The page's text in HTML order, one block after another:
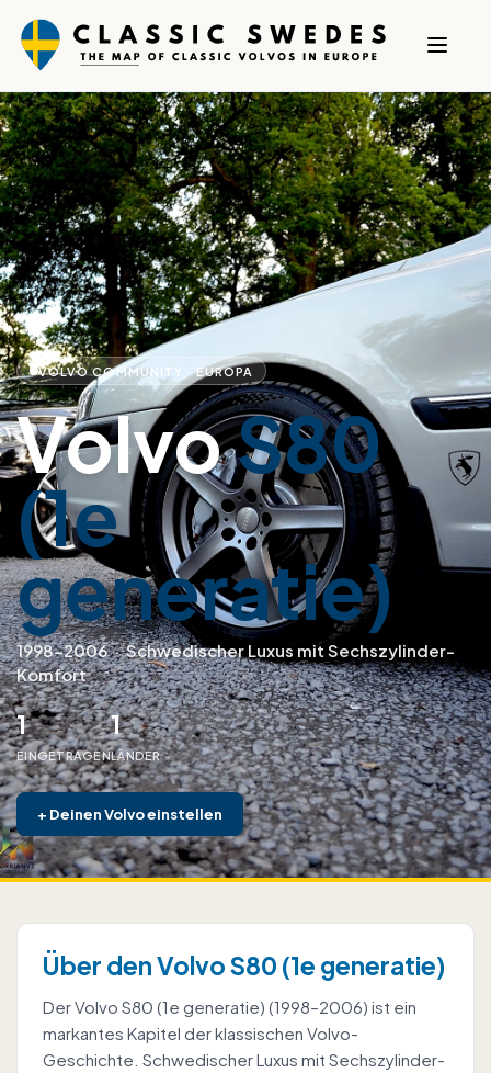
VOLVO COMMUNITY · EUROPA
VolvoS80
(1e
generatie)
1998–2006·Schwedischer Luxus mit Sechszylinder-
Komfort
1
EINGETRAGEN
1
LÄNDER
+ Deinen Volvo einstellen
Über den Volvo S80 (1e generatie)
Der Volvo S80 (1e generatie) (1998–2006) ist ein
markantes Kapitel der klassischen Volvo-
Geschichte. Schwedischer Luxus mit Sechszylinder-